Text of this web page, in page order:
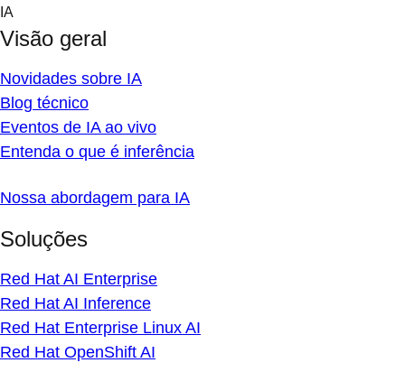
Skip
content
IA
Visão geral
Novidades sobre IA
Blog técnico
Eventos de IA ao vivo
Entenda o que é inferência
Nossa abordagem para IA
Soluções
Red Hat AI Enterprise
Red Hat AI Inference
Red Hat Enterprise Linux AI
Red Hat OpenShift AI